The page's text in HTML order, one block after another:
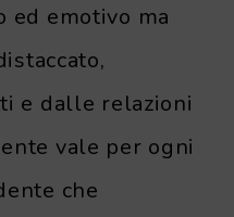
ed emotivo ma
e dalle relazioni
vale per ogni
che